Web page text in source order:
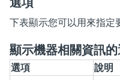
下表顯示您可以用來指定
顯示機器相關資訊
選項
說明